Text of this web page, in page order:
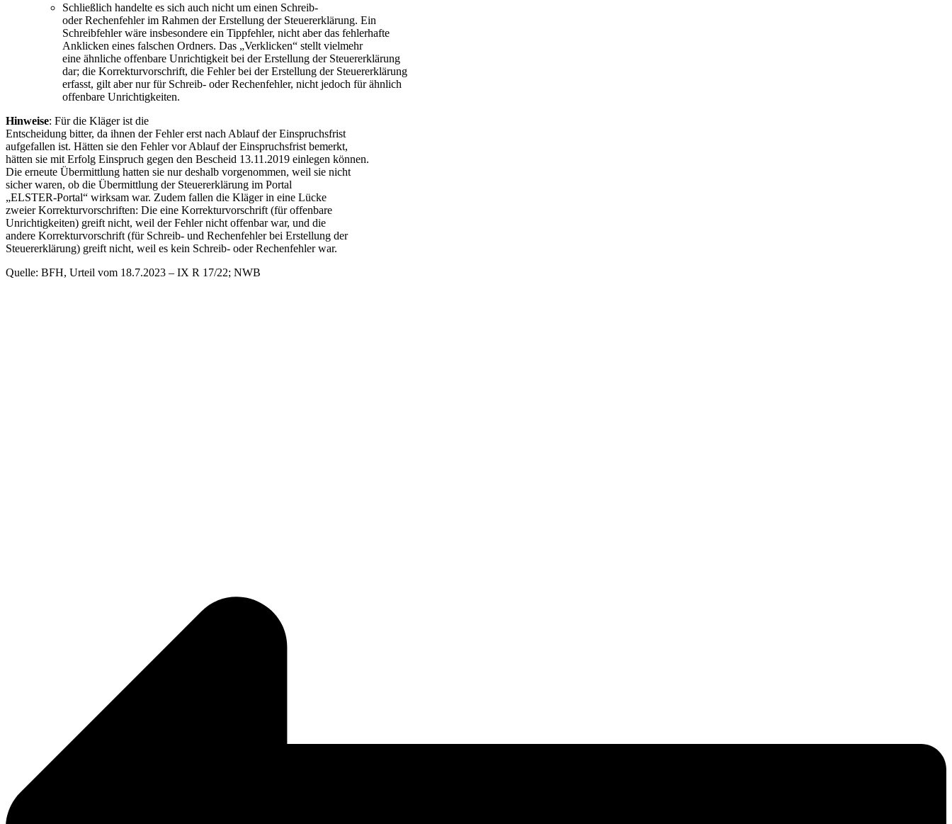
Schließlich handelte es sich auch nicht um einen Schreib-
oder Rechenfehler im Rahmen der Erstellung der Steuererklärung. Ein
Schreibfehler wäre insbesondere ein Tippfehler, nicht aber das fehlerhafte
Anklicken eines falschen Ordners. Das „Verklicken“ stellt vielmehr
eine ähnliche offenbare Unrichtigkeit bei der Erstellung der Steuererklärung
dar; die Korrekturvorschrift, die Fehler bei der Erstellung der Steuererklärung
erfasst, gilt aber nur für Schreib- oder Rechenfehler, nicht jedoch für ähnlich
offenbare Unrichtigkeiten.
Hinweise: Für die Kläger ist die
Entscheidung bitter, da ihnen der Fehler erst nach Ablauf der Einspruchsfrist
aufgefallen ist. Hätten sie den Fehler vor Ablauf der Einspruchsfrist bemerkt,
hätten sie mit Erfolg Einspruch gegen den Bescheid 13.11.2019 einlegen können.
Die erneute Übermittlung hatten sie nur deshalb vorgenommen, weil sie nicht
sicher waren, ob die Übermittlung der Steuererklärung im Portal
„ELSTER-Portal“ wirksam war. Zudem fallen die Kläger in eine Lücke
zweier Korrekturvorschriften: Die eine Korrekturvorschrift (für offenbare
Unrichtigkeiten) greift nicht, weil der Fehler nicht offenbar war, und die
andere Korrekturvorschrift (für Schreib- und Rechenfehler bei Erstellung der
Steuererklärung) greift nicht, weil es kein Schreib- oder Rechenfehler war.
Quelle: BFH, Urteil vom 18.7.2023 – IX R 17/22; NWB